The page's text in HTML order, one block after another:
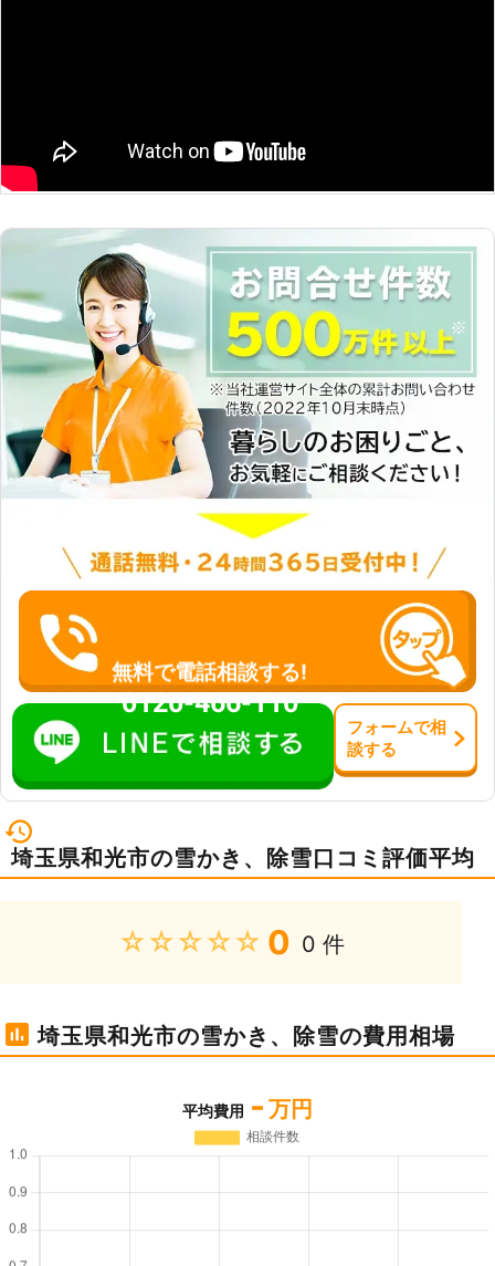
無料で電話相談する!
0120-466-110
フォームで相
談する
埼玉県和光市の雪かき、除雪口コミ評価平均
★★★★★ 0 0 件
埼玉県和光市の雪かき、除雪の費用相場
平均費用 - 万円